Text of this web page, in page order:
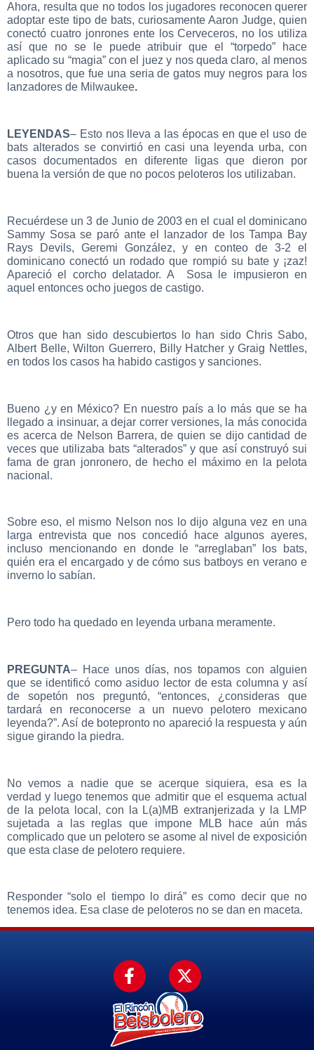
Ahora, resulta que no todos los jugadores reconocen querer
adoptar este tipo de bats, curiosamente Aaron Judge, quien
conectó cuatro jonrones ente los Cerveceros, no los utiliza
así que no se le puede atribuir que el “torpedo” hace
aplicado su “magia” con el juez y nos queda claro, al menos
a nosotros, que fue una seria de gatos muy negros para los
lanzadores de Milwaukee.
LEYENDAS– Esto nos lleva a las épocas en que el uso de
bats alterados se convirtió en casi una leyenda urba, con
casos documentados en diferente ligas que dieron por
buena la versión de que no pocos peloteros los utilizaban.
Recuérdese un 3 de Junio de 2003 en el cual el dominicano
Sammy Sosa se paró ante el lanzador de los Tampa Bay
Rays Devils, Geremi González, y en conteo de 3-2 el
dominicano conectó un rodado que rompió su bate y ¡zaz!
Apareció el corcho delatador. A Sosa le impusieron en
aquel entonces ocho juegos de castigo.
Otros que han sido descubiertos lo han sido Chris Sabo,
Albert Belle, Wilton Guerrero, Billy Hatcher y Graig Nettles,
en todos los casos ha habido castigos y sanciones.
Bueno ¿y en México? En nuestro país a lo más que se ha
llegado a insinuar, a dejar correr versiones, la más conocida
es acerca de Nelson Barrera, de quien se dijo cantidad de
veces que utilizaba bats “alterados” y que así construyó sui
fama de gran jonronero, de hecho el máximo en la pelota
nacional.
Sobre eso, el mismo Nelson nos lo dijo alguna vez en una
larga entrevista que nos concedió hace algunos ayeres,
incluso mencionando en donde le “arreglaban” los bats,
quién era el encargado y de cómo sus batboys en verano e
inverno lo sabían.
Pero todo ha quedado en leyenda urbana meramente.
PREGUNTA– Hace unos días, nos topamos con alguien
que se identificó como asiduo lector de esta columna y así
de sopetón nos preguntó, “entonces, ¿consideras que
tardará en reconocerse a un nuevo pelotero mexicano
leyenda?”. Así de botepronto no apareció la respuesta y aún
sigue girando la piedra.
No vemos a nadie que se acerque siquiera, esa es la
verdad y luego tenemos que admitir que el esquema actual
de la pelota local, con la L(a)MB extranjerizada y la LMP
sujetada a las reglas que impone MLB hace aún más
complicado que un pelotero se asome al nivel de exposición
que esta clase de pelotero requiere.
Responder “solo el tiempo lo dirá” es como decir que no
tenemos idea. Esa clase de peloteros no se dan en maceta.